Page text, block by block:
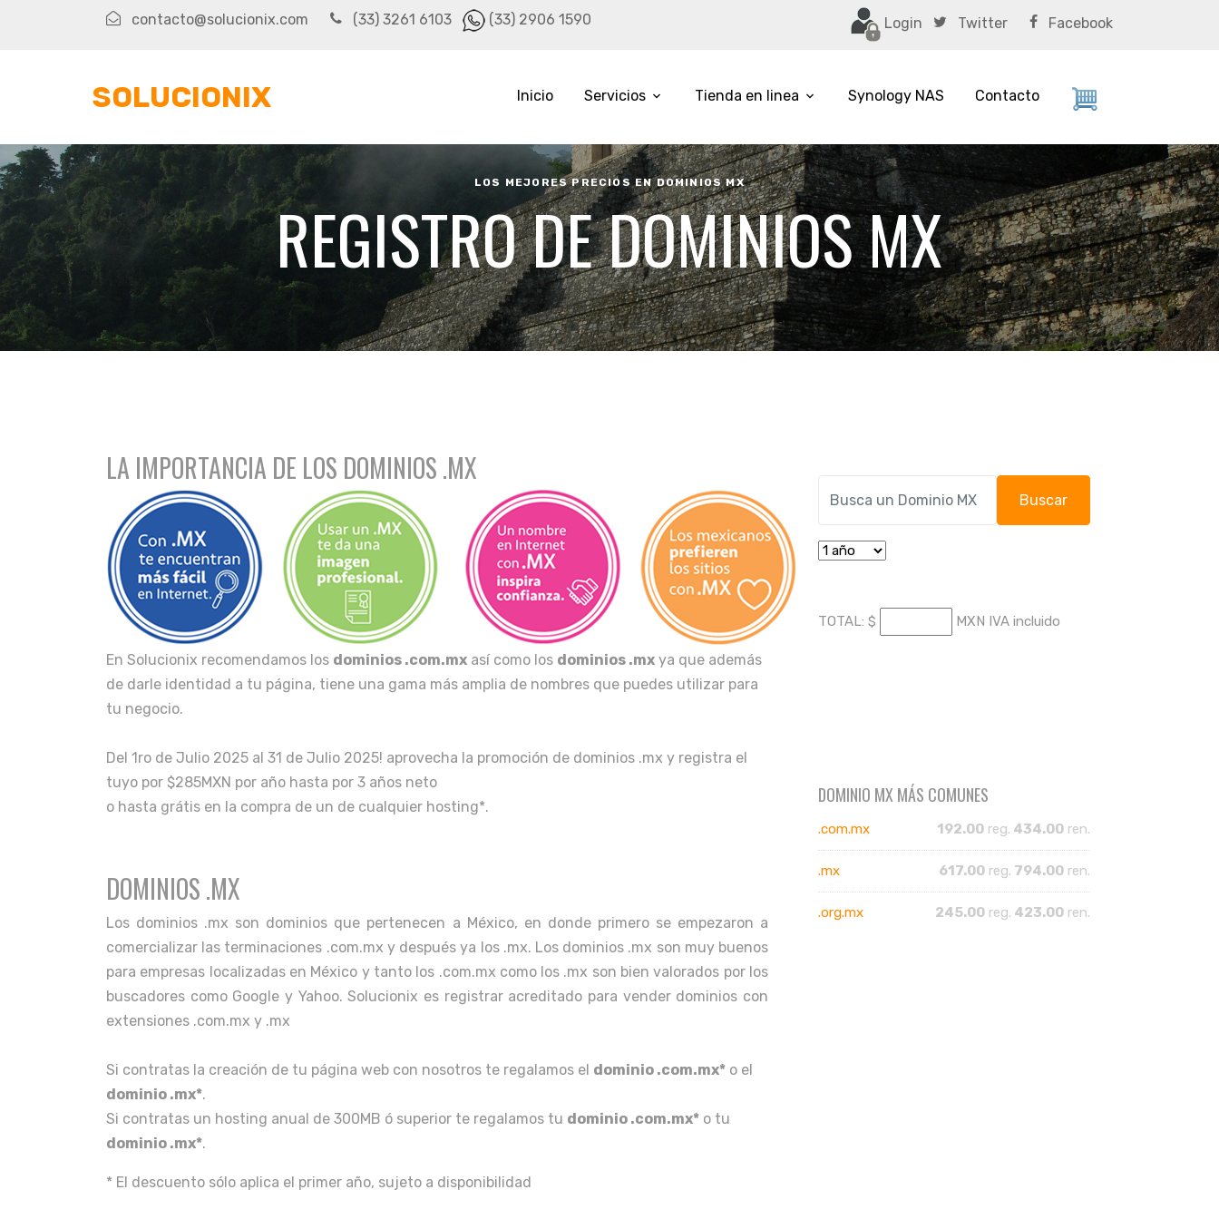
contacto@solucionix.com (33) 3261 6103 (33) 2906 1590 Login Twitter Facebook
SOLUCIONIX Inicio Servicios Tienda en linea Synology NAS Contacto
LOS MEJORES PRECIOS EN DOMINIOS MX
REGISTRO DE DOMINIOS MX
LA IMPORTANCIA DE LOS DOMINIOS .MX
En Solucionix recomendamos los dominios .com.mx así como los dominios .mx ya que además
de darle identidad a tu página, tiene una gama más amplia de nombres que puedes utilizar para
tu negocio.
Del 1ro de Julio 2025 al 31 de Julio 2025! aprovecha la promoción de dominios .mx y registra el
tuyo por $285MXN por año hasta por 3 años neto
o hasta grátis en la compra de un de cualquier hosting*.
DOMINIOS .MX
Los dominios .mx son dominios que pertenecen a México, en donde primero se empezaron a
comercializar las terminaciones .com.mx y después ya los .mx. Los dominios .mx son muy buenos
para empresas localizadas en México y tanto los .com.mx como los .mx son bien valorados por los
buscadores como Google y Yahoo. Solucionix es registrar acreditado para vender dominios con
extensiones .com.mx y .mx
Si contratas la creación de tu página web con nosotros te regalamos el dominio .com.mx* o el
dominio .mx*.
Si contratas un hosting anual de 300MB ó superior te regalamos tu dominio .com.mx* o tu
dominio .mx*.
* El descuento sólo aplica el primer año, sujeto a disponibilidad
TOTAL: $ MXN IVA incluido
DOMINIO MX MÁS COMUNES
.com.mx 192.00reg. 434.00ren.
.mx 617.00reg. 794.00ren.
.org.mx 245.00reg. 423.00ren.